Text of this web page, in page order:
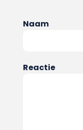
Naam
Reactie